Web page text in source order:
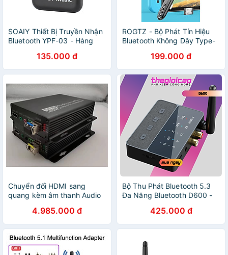
SOAIY Thiết Bị Truyền Nhận
Bluetooth YPF-03 - Hàng
135.000 đ
ROGTZ - Bộ Phát Tín Hiệu
Bluetooth Không Dây Type-
Nintendo Switch & Lite, PS4,
PC, Điện Thoại Bluetooth 5.0
Phạm vi 10m Nhựa ABS Nhỏ
gọn Dễ sử dụng- Hàng
Chính Hãng
199.000 đ
Chuyển đổi HDMI sang
quang kèm âm thanh Audio
chính hãng4.985.000 đ
Bộ Thu Phát Bluetooth 5.3
Đa Năng Bluetooth D600 -
425.000 đ